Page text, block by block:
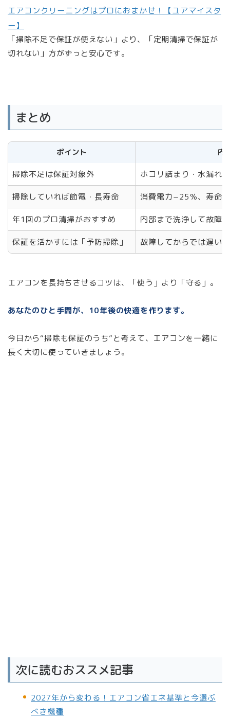
エアコンクリーニングはプロにおまかせ！【ユアマイスタ
ー】
「掃除不足で保証が使えない」より、「定期清掃で保証が
切れない」方がずっと安心です。
まとめ
ポイント 内
掃除不足は保証対象外 ホコリ詰まり・水漏れ
掃除していれば節電・長寿命 消費電力−25％、寿命
年1回のプロ清掃がおすすめ 内部まで洗浄して故障
保証を活かすには「予防掃除」 故障してからでは遅い！
エアコンを長持ちさせるコツは、「使う」より「守る」。
あなたのひと手間が、10年後の快適を作ります。
今日から“掃除も保証のうち”と考えて、エアコンを一緒に
長く大切に使っていきましょう。
次に読むおススメ記事
2027年から変わる！エアコン省エネ基準と今選ぶ
べき機種